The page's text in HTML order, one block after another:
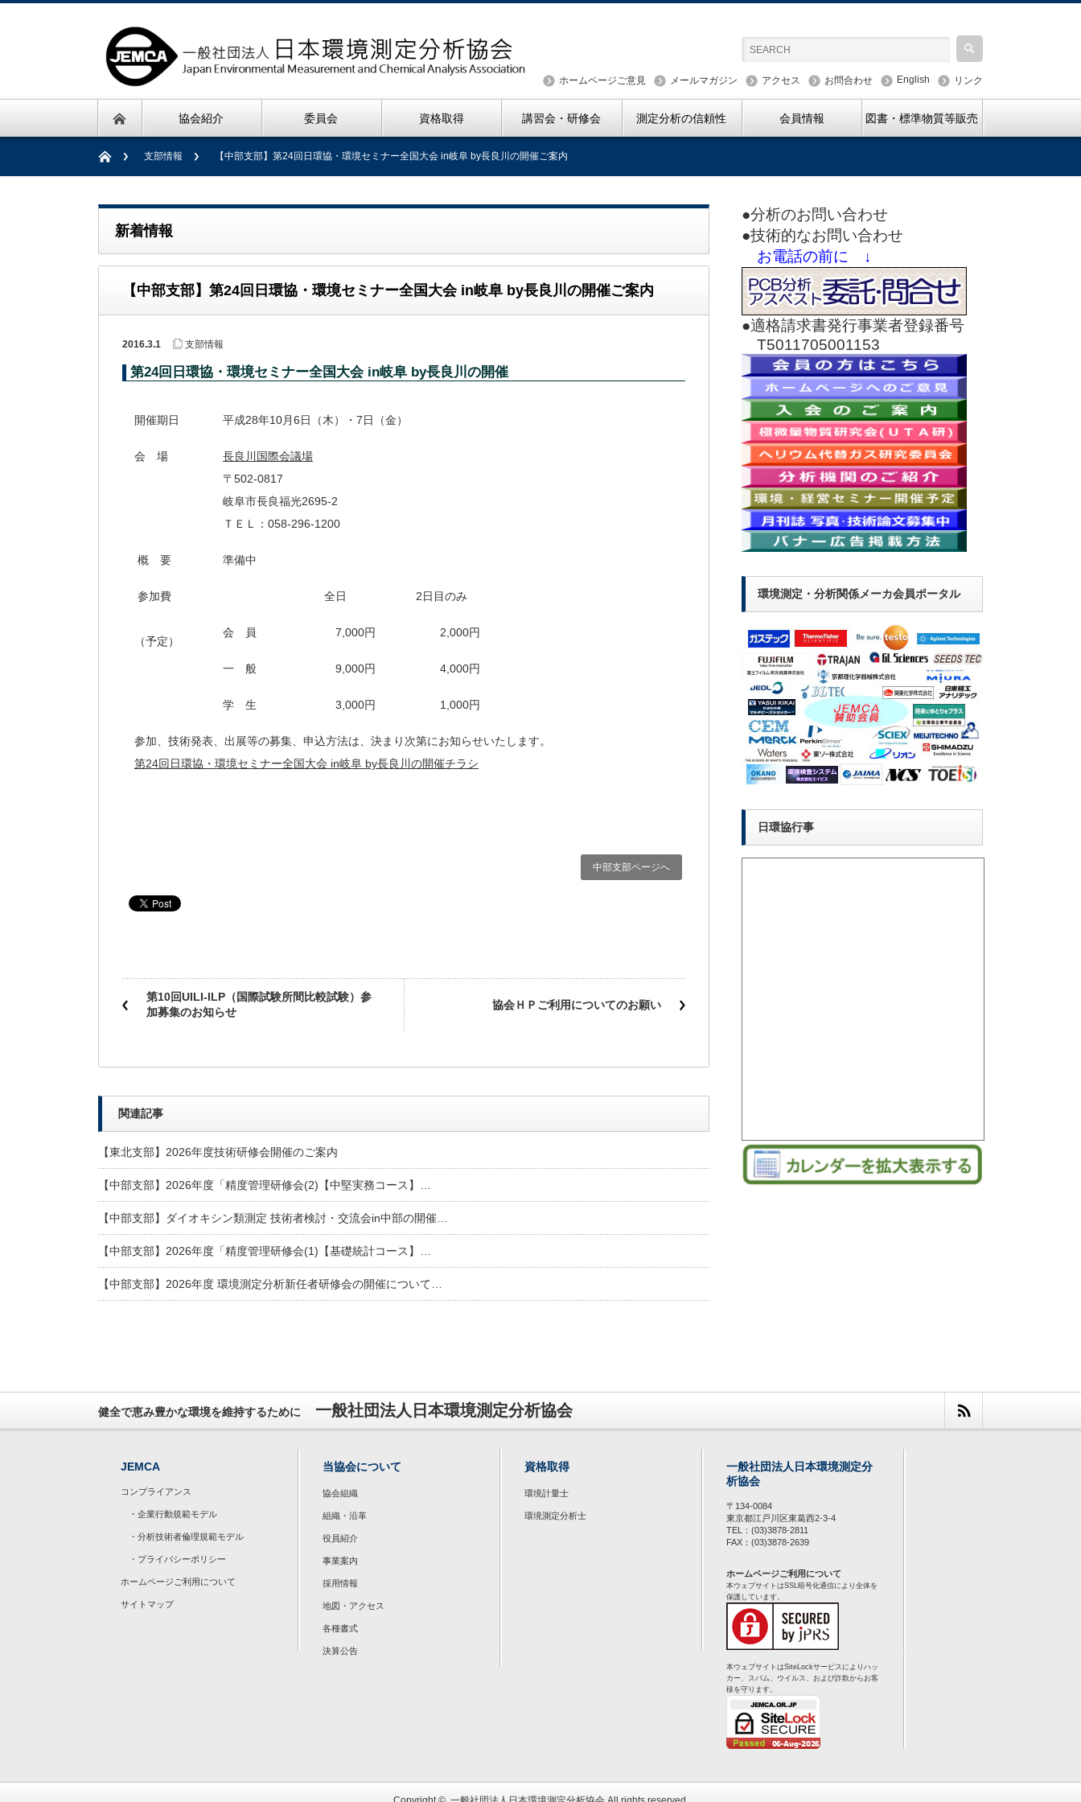
ホームページご意見 メールマガジン アクセス お問合わせ English リンク
協会紹介 委員会 資格取得 講習会・研修会 測定分析の信頼性 会員情報 図書・標準物質等販売
支部情報 【中部支部】第24回日環協・環境セミナー全国大会 in岐阜 by長良川の開催ご案内
新着情報
【中部支部】第24回日環協・環境セミナー全国大会 in岐阜 by長良川の開催ご案内
2016.3.1 支部情報
第24回日環協・環境セミナー全国大会 in岐阜 by長良川の開催
開催期日 平成28年10月6日（木）・7日（金）
会 場
長良川国際会議場
〒502-0817
岐阜市長良福光2695-2
ＴＥＬ：058-296-1200
概 要 準備中
参加費
（予定）
全日 2日目のみ
会 員 7,000円 2,000円
一 般 9,000円 4,000円
学 生 3,000円 1,000円
参加、技術発表、出展等の募集、申込方法は、決まり次第にお知らせいたします。
第24回日環協・環境セミナー全国大会 in岐阜 by長良川の開催チラシ
中部支部ページへ
第10回UILI-ILP（国際試験所間比較試験）参
加募集のお知らせ
協会ＨＰご利用についてのお願い
関連記事
【東北支部】2026年度技術研修会開催のご案内
【中部支部】2026年度「精度管理研修会(2)【中堅実務コース】…
【中部支部】ダイオキシン類測定 技術者検討・交流会in中部の開催…
【中部支部】2026年度「精度管理研修会(1)【基礎統計コース】…
【中部支部】2026年度 環境測定分析新任者研修会の開催について…
●分析のお問い合わせ
●技術的なお問い合わせ
お電話の前に ↓
●適格請求書発行事業者登録番号
T5011705001153
環境測定・分析関係メーカ会員ポータル
日環協行事
健全で恵み豊かな環境を維持するために 一般社団法人日本環境測定分析協会
JEMCA
コンプライアンス
・企業行動規範モデル
・分析技術者倫理規範モデル
・プライバシーポリシー
ホームページご利用について
サイトマップ
当協会について
協会組織
組織・沿革
役員紹介
事業案内
採用情報
地図・アクセス
各種書式
決算公告
資格取得
環境計量士
環境測定分析士
一般社団法人日本環境測定分
析協会
〒134-0084
東京都江戸川区東葛西2-3-4
TEL：(03)3878-2811
FAX：(03)3878-2639
ホームページご利用について
本ウェブサイトはSSL暗号化通信により全体を
保護しています。
本ウェブサイトはSiteLockサービスによりハッ
カー、スパム、ウイルス、および詐欺からお客
様を守ります。